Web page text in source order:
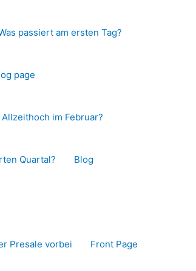
passiert am ersten Tag?
page
im Februar?
Quartal? Blog
Presale vorbei Front Page